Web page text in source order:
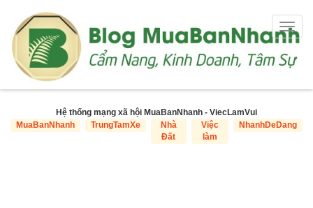
Hệ thống mạng xã hội MuaBanNhanh - ViecLamVui
MuaBanNhanh
TrungTamXe
Nhà
Đất
Việc
làm
NhanhDeDang